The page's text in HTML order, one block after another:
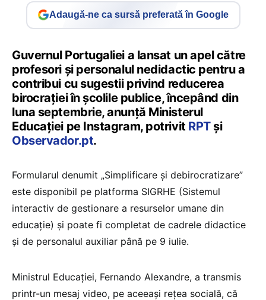
Adaugă-ne ca sursă preferată în Google
Guvernul Portugaliei a lansat un apel către
profesori și personalul nedidactic pentru a
contribui cu sugestii privind reducerea
birocrației în școlile publice, începând din
luna septembrie, anunță Ministerul
Educației pe Instagram, potrivit RPTși
Observador.pt.
Formularul denumit „Simplificare și debirocratizare”
este disponibil pe platforma SIGRHE (Sistemul
interactiv de gestionare a resurselor umane din
educație) și poate fi completat de cadrele didactice
și de personalul auxiliar până pe 9 iulie.
Ministrul Educației, Fernando Alexandre, a transmis
printr-un mesaj video, pe aceeași rețea socială, că